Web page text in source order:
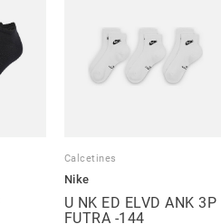
Calcetines
Nike
U NK ED ELVD ANK 3P
FUTRA -144